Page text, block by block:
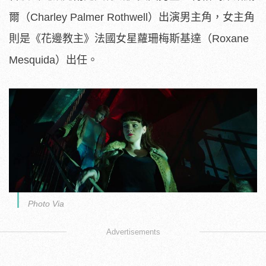
爾（Charley Palmer Rothwell）出演男主角，女主角
則是《花邊教主》法國女星蘿珊梅斯基達（Roxane
Mesquida）出任。
Photo Via
Advertisements